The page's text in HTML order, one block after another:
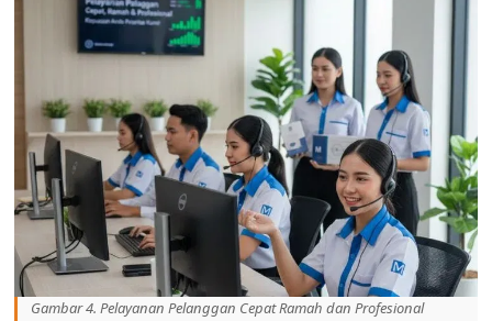
Gambar 4. Pelayanan Pelanggan Cepat Ramah dan Profesional